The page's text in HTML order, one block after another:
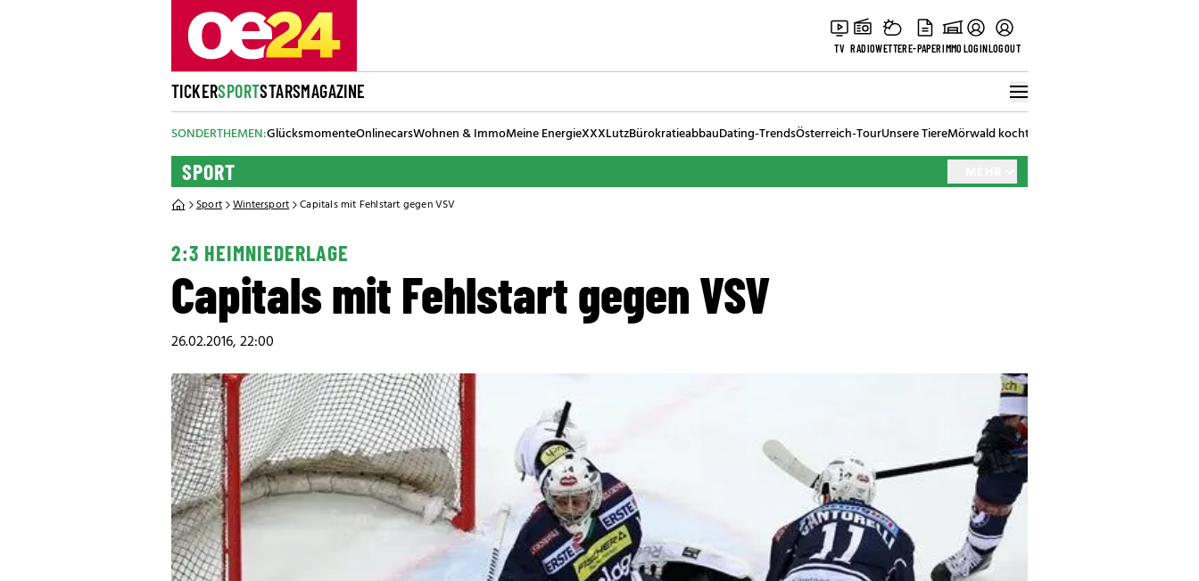
TV RADIOWETTERE-PAPERIMMOLOGINLOGOUT
TICKERSPORTSTARSMAGAZINE
SONDERTHEMEN:GlücksmomenteOnlinecarsWohnen & ImmoMeine EnergieXXXLutzBürokratieabbauDating-TrendsÖsterreich-TourUnsere TiereMörwald kocht
SPORT
Sport Wintersport Capitals mit Fehlstart gegen VSV
2:3 HEIMNIEDERLAGE
Capitals mit Fehlstart gegen VSV
26.02.2016, 22:00